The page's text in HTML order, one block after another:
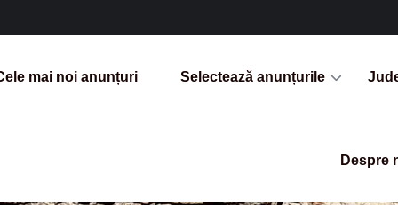
mai noi anunțuri Selectează anunțurile
Despre